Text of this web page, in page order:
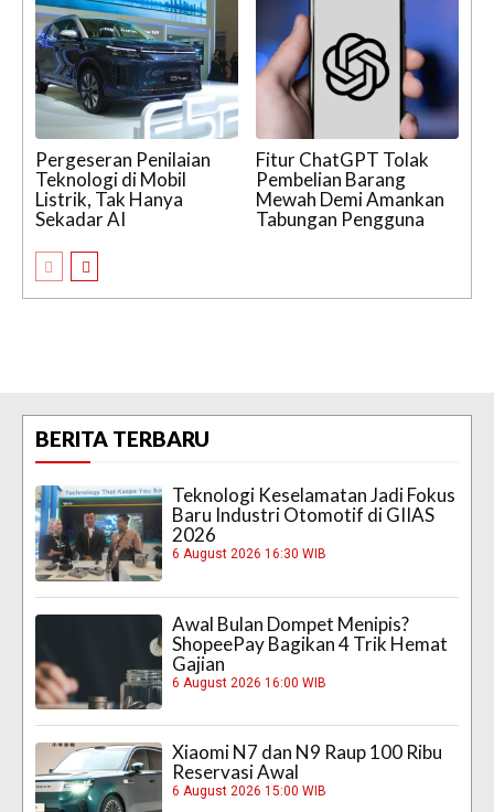
Pergeseran Penilaian
Teknologi di Mobil
Listrik, Tak Hanya
Sekadar AI
Fitur ChatGPT Tolak
Pembelian Barang
Mewah Demi Amankan
Tabungan Pengguna
BERITA TERBARU
Teknologi Keselamatan Jadi Fokus
Baru Industri Otomotif di GIIAS
2026
6 August 2026 16:30 WIB
Awal Bulan Dompet Menipis?
ShopeePay Bagikan 4 Trik Hemat
Gajian
6 August 2026 16:00 WIB
Xiaomi N7 dan N9 Raup 100 Ribu
Reservasi Awal
6 August 2026 15:00 WIB